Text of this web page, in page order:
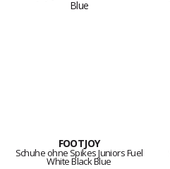
FOOTJOY
Schuhe ohne Spikes Juniors Fuel
White Black Blue